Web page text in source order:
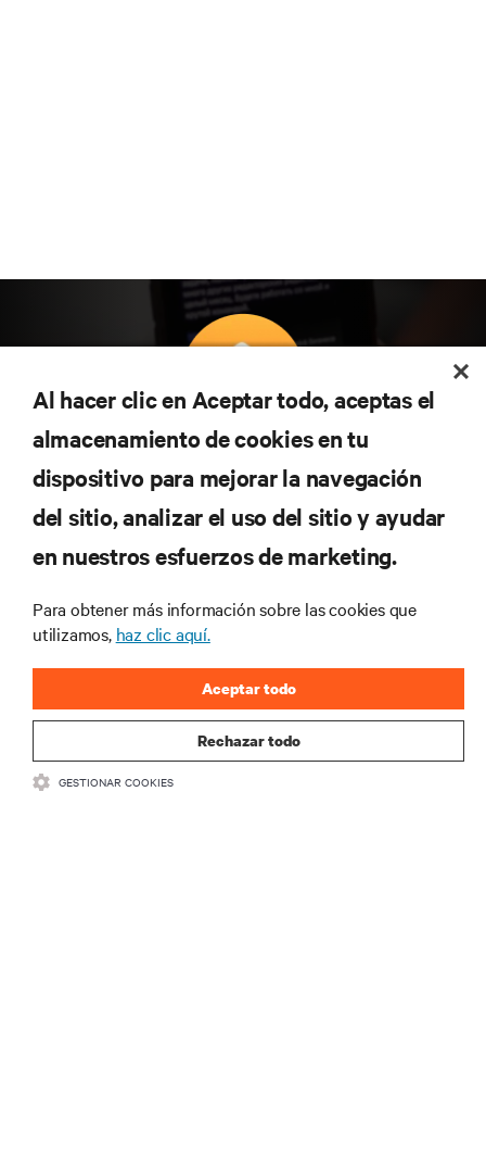
Suscríbete para conocer las últimas tendencias
tecnológicas
Recibe actualizaciones periódicas sobre los temas
más importantes del sector, con los últimos debates
y perspectivas de expertos sobre gestión de
centros de datos y gestión de infraestructuras.
REGÍSTRATE AHORA
Al hacer clic en Aceptar todo, aceptas el
almacenamiento de cookies en tu
dispositivo para mejorar la navegación
del sitio, analizar el uso del sitio y ayudar
en nuestros esfuerzos de marketing.
Para obtener más información sobre las cookies que
utilizamos, haz clic aquí.
Rechazar todo
Aceptar todo
GESTIONAR COOKIES